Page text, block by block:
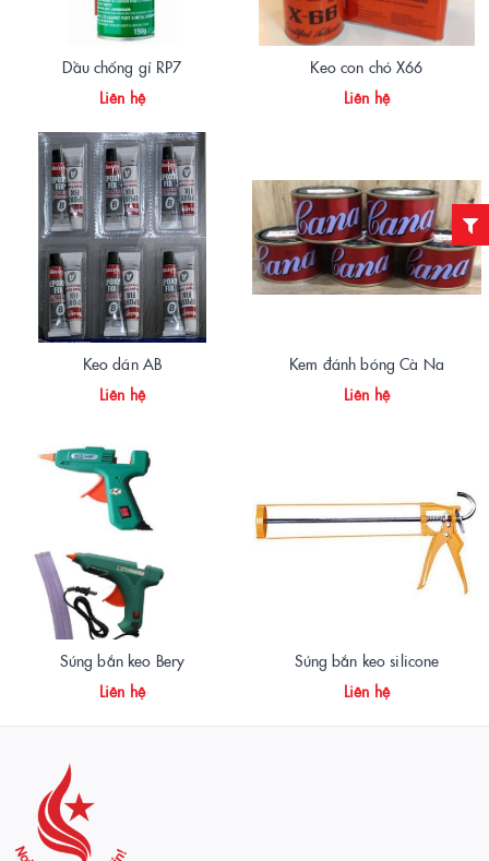
Dầu chống gỉ RP7
Liên hệ
Keo con chó X66
Liên hệ
Keo dán AB
Liên hệ
Kem đánh bóng Cà Na
Liên hệ
Súng bắn keo Bery
Liên hệ
Súng bắn keo silicone
Liên hệ